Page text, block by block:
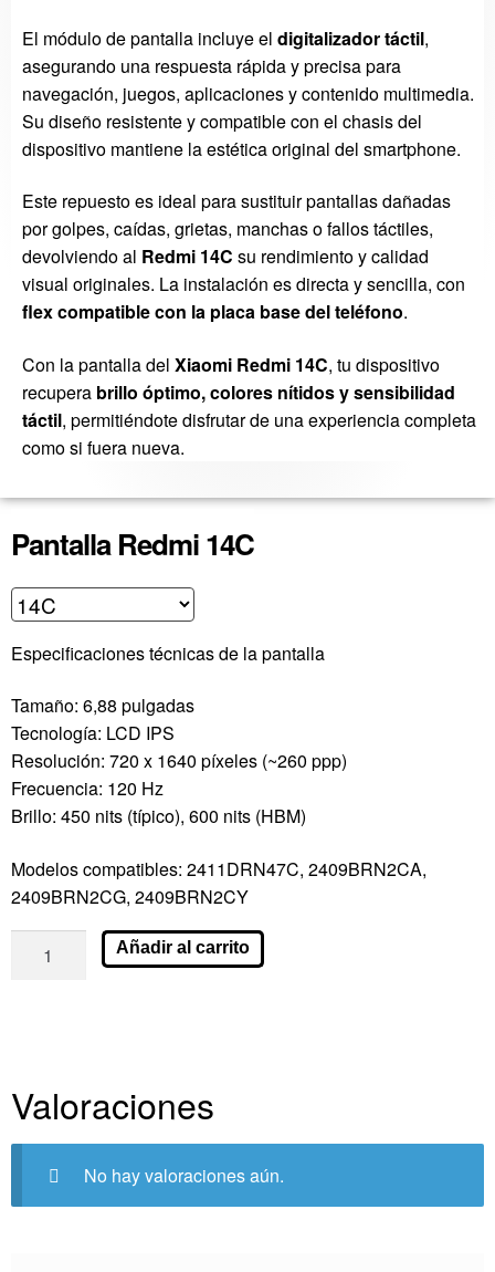
El módulo de pantalla incluye el digitalizador táctil,
asegurando una respuesta rápida y precisa para
navegación, juegos, aplicaciones y contenido multimedia.
Su diseño resistente y compatible con el chasis del
dispositivo mantiene la estética original del smartphone.
Este repuesto es ideal para sustituir pantallas dañadas
por golpes, caídas, grietas, manchas o fallos táctiles,
devolviendo al Redmi 14C su rendimiento y calidad
visual originales. La instalación es directa y sencilla, con
flex compatible con la placa base del teléfono.
Con la pantalla del Xiaomi Redmi 14C, tu dispositivo
recupera brillo óptimo, colores nítidos y sensibilidad
táctil, permitiéndote disfrutar de una experiencia completa
como si fuera nueva.
Pantalla Redmi 14C
Especificaciones técnicas de la pantalla
Tamaño: 6,88 pulgadas
Tecnología: LCD IPS
Resolución: 720 x 1640 píxeles (~260 ppp)
Frecuencia: 120 Hz
Brillo: 450 nits (típico), 600 nits (HBM)
Modelos compatibles: 2411DRN47C, 2409BRN2CA,
2409BRN2CG, 2409BRN2CY
Añadir al carrito
Valoraciones
No hay valoraciones aún.